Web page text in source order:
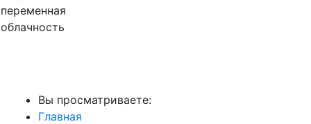
переменная
облачность
Вы просматриваете:
Главная